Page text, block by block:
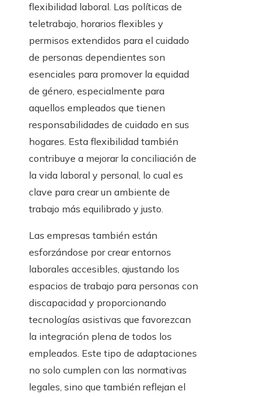
flexibilidad laboral. Las políticas de
teletrabajo, horarios flexibles y
permisos extendidos para el cuidado
de personas dependientes son
esenciales para promover la equidad
de género, especialmente para
aquellos empleados que tienen
responsabilidades de cuidado en sus
hogares. Esta flexibilidad también
contribuye a mejorar la conciliación de
la vida laboral y personal, lo cual es
clave para crear un ambiente de
trabajo más equilibrado y justo.
Las empresas también están
esforzándose por crear entornos
laborales accesibles, ajustando los
espacios de trabajo para personas con
discapacidad y proporcionando
tecnologías asistivas que favorezcan
la integración plena de todos los
empleados. Este tipo de adaptaciones
no solo cumplen con las normativas
legales, sino que también reflejan el